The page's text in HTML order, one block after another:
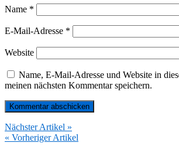
Name *
E-Mail-Adresse *
Website
Name, E-Mail-Adresse und Website in
meinen nächsten Kommentar speichern.
Nächster Artikel »
« Vorheriger Artikel